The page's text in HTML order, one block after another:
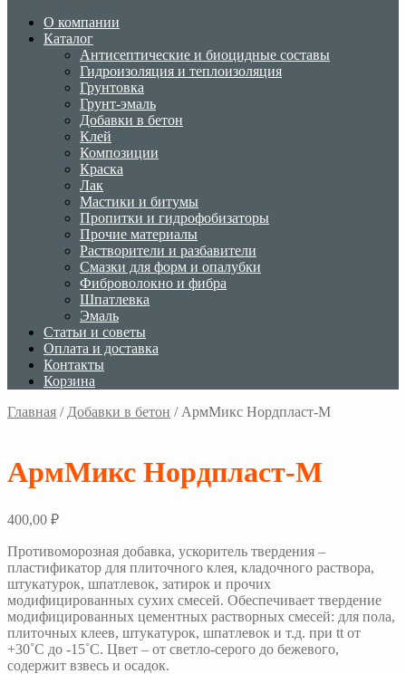
О компании
Каталог
Антисептические и биоцидные составы
Гидроизоляция и теплоизоляция
Грунтовка
Грунт-эмаль
Добавки в бетон
Клей
Композиции
Краска
Лак
Мастики и битумы
Пропитки и гидрофобизаторы
Прочие материалы
Растворители и разбавители
Смазки для форм и опалубки
Фиброволокно и фибра
Шпатлевка
Эмаль
Статьи и советы
Оплата и доставка
Контакты
Корзина
Главная / Добавки в бетон / АрмМикс Нордпласт-М
АрмМикс Нордпласт-М
400,00 ₽
Противоморозная добавка, ускоритель твердения –
пластификатор для плиточного клея, кладочного раствора,
штукатурок, шпатлевок, затирок и прочих
модифицированных сухих смесей. Обеспечивает твердение
модифицированных цементных растворных смесей: для пола,
плиточных клеев, штукатурок, шпатлевок и т.д. при tt от
+30˚С до -15˚С. Цвет – от светло-серого до бежевого,
содержит взвесь и осадок.